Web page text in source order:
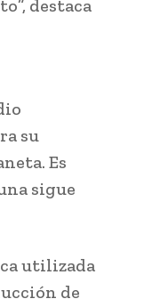
destaca
su
Es
sigue
utilizada
de